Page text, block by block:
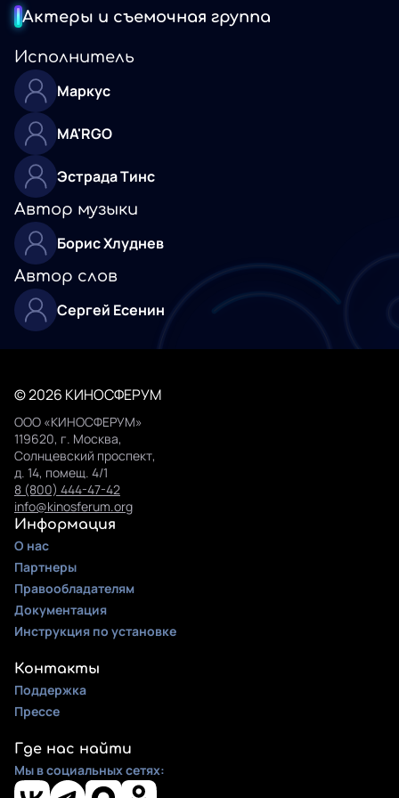
Актеры и съемочная группа
Исполнитель
Маркус
MA'RGO
Эстрада Тинс
Автор музыки
Борис Хлуднев
Автор слов
Сергей Есенин
© 2026 КИНОСФЕРУМ
ООО «КИНОСФЕРУМ»
119620, г. Москва,
Солнцевский проспект,
д. 14, помещ. 4/1
8 (800) 444-47-42
info@kinosferum.org
Информация
О нас
Партнеры
Правообладателям
Документация
Инструкция по установке
Контакты
Поддержка
Прессе
Где нас найти
Мы в социальных сетях: